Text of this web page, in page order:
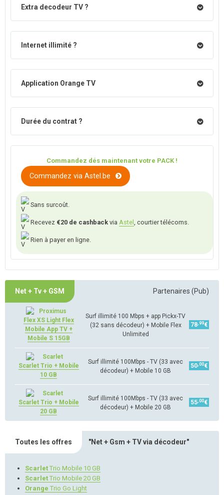
Extra decodeur TV ?
Internet illimité ?
Application Orange TV
Durée du contrat ?
Commandez dés maintenant votre PACK !
Commandez via Astel.be
Sans surcoût.
Recevez €20 de cashback via Astel , courtier télécoms.
Rien à payer en ligne.
Net + Tv + GSM Partenaires (Pub)
Flex XS Light Flex
Mobile App TV +
Mobile S 15GB
Surf illimité 100 Mbps + app Pickx-TV
(32 sans décodeur) + Mobile Flex
Unlimited
78 ,99€
Scarlet Trio + Mobile
10 GB
Surf illimité 100Mbps - TV (33 avec
décodeur) + Mobile 10 GB
50 ,00€
Scarlet Trio + Mobile
20 GB
Surf illimité 100Mbps - TV (33 avec
décodeur) + Mobile 20 GB
55 ,00€
Toutes les offres "Net + Gsm + TV via décodeur"
Scarlet Trio Mobile 10 GB
Scarlet Trio Mobile 20 GB
Orange Trio Go Light